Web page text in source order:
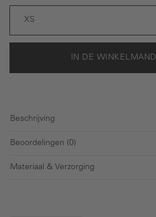
XS
IN DE WINKELMAND
Beschrijving
Beoordelingen (0)
Materiaal & Verzorging